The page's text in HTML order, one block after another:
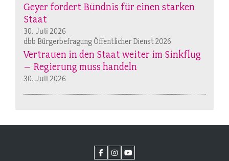
Geyer fordert Bündnis für einen starken
Staat
30. Juli 2026
dbb Bürgerbefragung Öffentlicher Dienst 2026
Vertrauen in den Staat weiter im Sinkflug
– Regierung muss handeln
30. Juli 2026